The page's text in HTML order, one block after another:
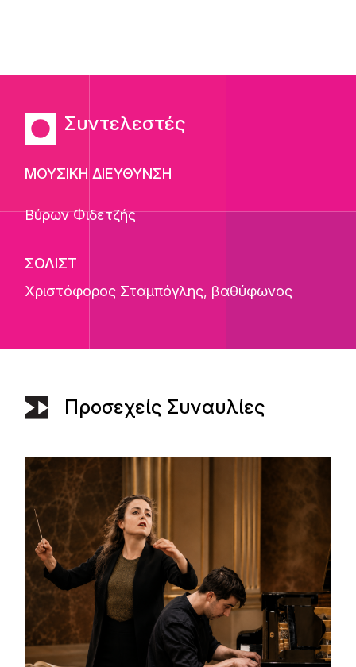
Συντελεστές
ΜΟΥΣΙΚΗ ΔΙΕΥΘΥΝΣΗ
Βύρων Φιδετζής
ΣΟΛΙΣΤ
Χριστόφορος Σταμπόγλης, βαθύφωνος
Προσεχείς Συναυλίες